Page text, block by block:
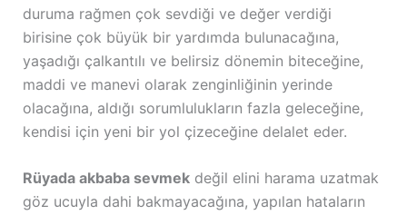
duruma rağmen çok sevdiği ve değer verdiği
birisine çok büyük bir yardımda bulunacağına,
yaşadığı çalkantılı ve belirsiz dönemin biteceğine,
maddi ve manevi olarak zenginliğinin yerinde
olacağına, aldığı sorumlulukların fazla geleceğine,
kendisi için yeni bir yol çizeceğine delalet eder.
Rüyada akbaba sevmekdeğil elini harama uzatmak
göz ucuyla dahi bakmayacağına, yapılan hataların